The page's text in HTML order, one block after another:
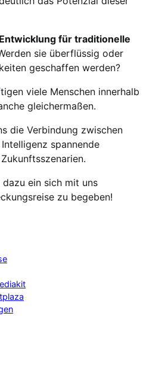
für traditionelle
sie überflüssig oder
geschaffen werden?
viele Menschen innerhalb
gleichermaßen.
die Verbindung zwischen
spannende
ein sich mit uns
zu begeben!